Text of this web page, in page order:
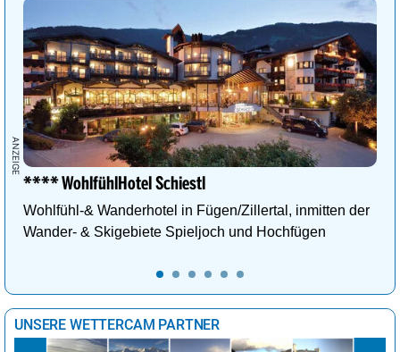
**** WohlfühlHotel Schiestl
Wohlfühl-& Wanderhotel in Fügen/Zillertal, inmitten der
Wander- & Skigebiete Spieljoch und Hochfügen
UNSERE WETTERCAM PARTNER